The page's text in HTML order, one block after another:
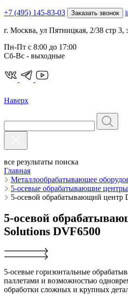
+7 (495) 145-83-03 Заказать звонок
г. Москва, ул Пятницкая, 2/38 стр 3,
Пн-Пт c 8:00 до 17:00
Сб-Вс - выходные
Наверх
все результаты поиска
Главная
Металлообрабатывающее
5-осевые обрабатывающие
5-осевой обрабатывающий центр
5-осевой
Solutions DVF6500
5-осевые горизонтальные
паллетами и возможностью
обработки сложных и крупных